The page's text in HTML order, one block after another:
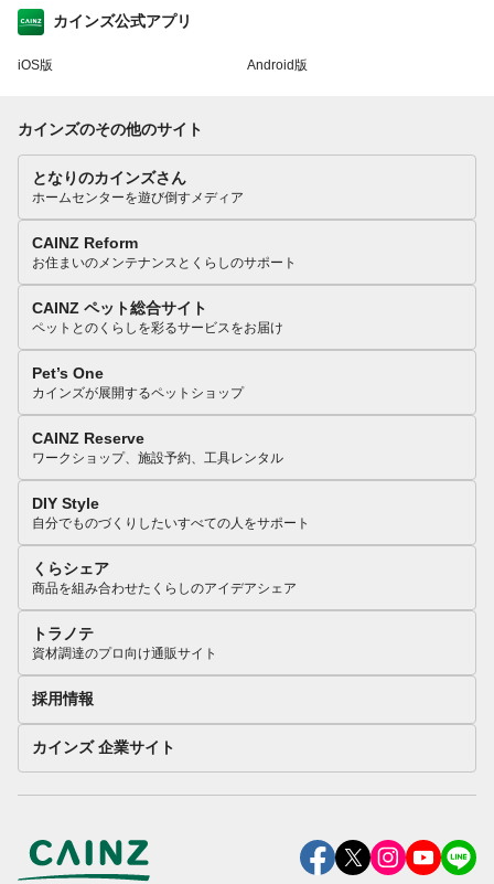
カインズ公式アプリ
iOS版 Android版
カインズのその他のサイト
となりのカインズさん
ホームセンターを遊び倒すメディア
CAINZ Reform
お住まいのメンテナンスとくらしのサポート
CAINZ ペット総合サイト
ペットとのくらしを彩るサービスをお届け
Pet’s One
カインズが展開するペットショップ
CAINZ Reserve
ワークショップ、施設予約、工具レンタル
DIY Style
自分でものづくりしたいすべての人をサポート
くらシェア
商品を組み合わせたくらしのアイデアシェア
トラノテ
資材調達のプロ向け通販サイト
採用情報
カインズ 企業サイト